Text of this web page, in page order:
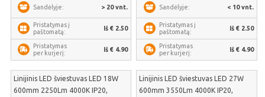
Sandėlyje: > 20 vnt.
Pristatymas į
paštomatą:
Iš € 2.50
Pristatymas
per kurjerį:
Iš € 4.90
Sandėlyje: < 10 vnt.
Pristatymas į
paštomatą:
Iš € 2.50
Pristatymas
per kurjerį:
Iš € 4.90
Linijinis LED šviestuvas LED 18W
600mm 2250Lm 4000K IP20,
Linijinis LED šviestuvas LED 27W
600mm 3550Lm 4000K IP20,